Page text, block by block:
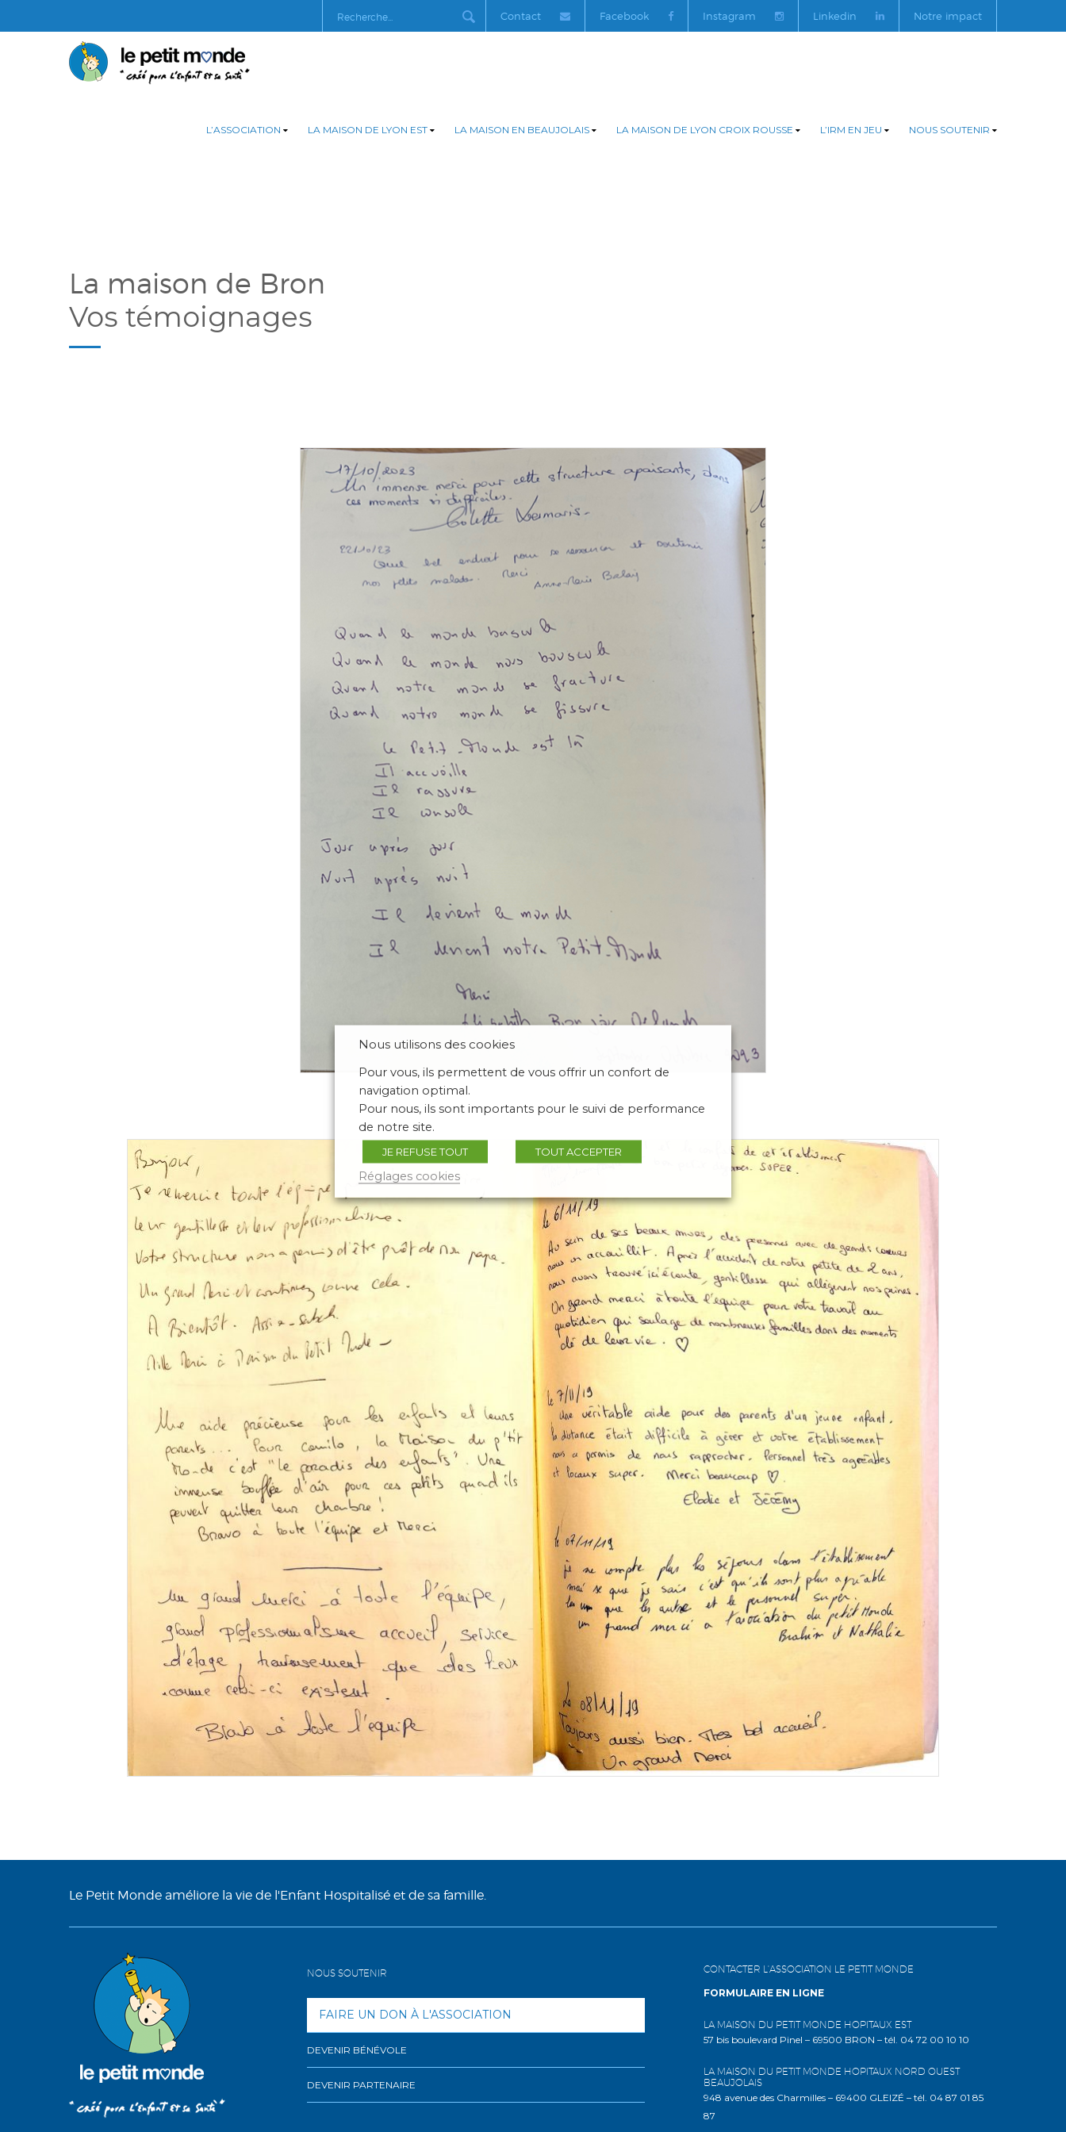
Contact Facebook Instagram Linkedin Notre impact
L’ASSOCIATION LA MAISON DE LYON EST LA MAISON EN BEAUJOLAIS LA MAISON DE LYON CROIX ROUSSE L’IRM EN JEU NOUS SOUTENIR
La maison de Bron
Vos témoignages
Le Petit Monde améliore la vie de l'Enfant Hospitalisé et de sa famille.
NOUS SOUTENIR
FAIRE UN DON À L'ASSOCIATION
DEVENIR BÉNÉVOLE
DEVENIR PARTENAIRE
CONTACTER L'ASSOCIATION LE PETIT MONDE
FORMULAIRE EN LIGNE
LA MAISON DU PETIT MONDE HOPITAUX EST
57 bis boulevard Pinel – 69500 BRON – tél. 04 72 00 10 10
LA MAISON DU PETIT MONDE HOPITAUX NORD OUEST
BEAUJOLAIS
948 avenue des Charmilles – 69400 GLEIZÉ – tél. 04 87 01 85
87
Nous utilisons des cookies
Pour vous, ils permettent de vous offrir un confort de
navigation optimal.
Pour nous, ils sont importants pour le suivi de performance
de notre site.
JE REFUSE TOUT TOUT ACCEPTER
Réglages cookies